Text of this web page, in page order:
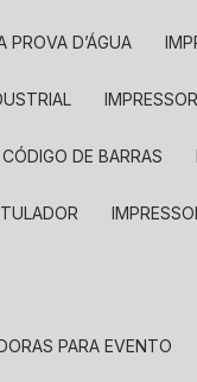
PROVA D’ÁGUA
DE BARRAS
PARA EVENTO